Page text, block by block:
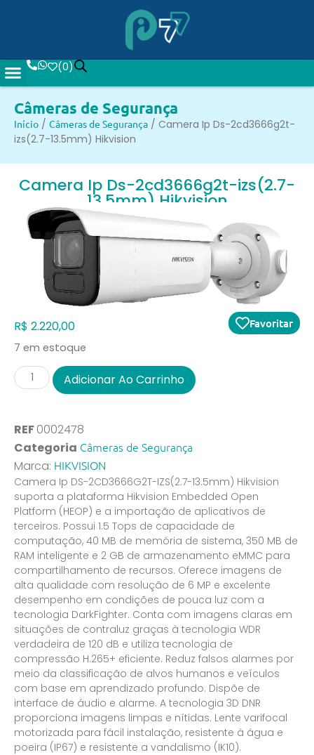
(0)
Câmeras de Segurança
Início / Câmeras de Segurança / Camera Ip Ds-2cd3666g2t-
izs(2.7-13.5mm) Hikvision
Camera Ip Ds-2cd3666g2t-izs(2.7-
13.5mm) Hikvision
R$ 2.220,00 Favoritar
Camera Ip DS-2CD3666G2T-IZS(2.7-13.5mm) Hikvision
suporta a plataforma Hikvision Embedded Open
Platform (HEOP) e a importação de aplicativos de
terceiros. Possui 1.5 Tops de capacidade de
computação, 40 MB de memória de sistema, 350 MB de
RAM inteligente e 2 GB de armazenamento eMMC para
compartilhamento de recursos. Oferece imagens de
alta qualidade com resolução de 6 MP e excelente
desempenho em condições de pouca luz com a
tecnologia DarkFighter. Conta com imagens claras em
situações de contraluz graças à tecnologia WDR
verdadeira de 120 dB e utiliza tecnologia de
compressão H.265+ eficiente. Reduz falsos alarmes por
meio da classificação de alvos humanos e veículos
com base em aprendizado profundo. Dispõe de
interface de áudio e alarme. A tecnologia 3D DNR
proporciona imagens limpas e nítidas. Lente varifocal
motorizada para fácil instalação, resistente à água e
poeira (IP67) e resistente a vandalismo (IK10).
7 em estoque
Adicionar Ao Carrinho
REF0002478
Categoria Câmeras de Segurança
Marca: HIKVISION